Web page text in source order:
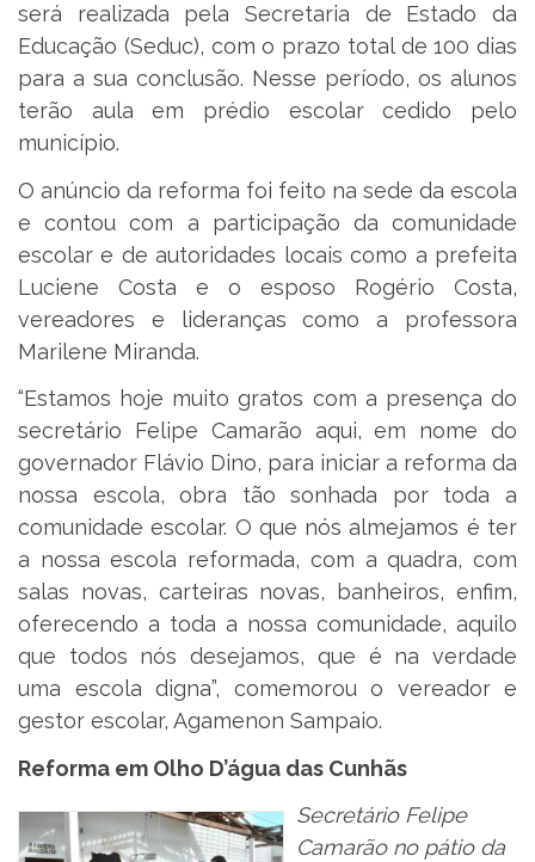
será realizada pela Secretaria de Estado da
Educação (Seduc), com o prazo total de 100 dias
para a sua conclusão. Nesse período, os alunos
terão aula em prédio escolar cedido pelo
município.
O anúncio da reforma foi feito na sede da escola
e contou com a participação da comunidade
escolar e de autoridades locais como a prefeita
Luciene Costa e o esposo Rogério Costa,
vereadores e lideranças como a professora
Marilene Miranda.
“Estamos hoje muito gratos com a presença do
secretário Felipe Camarão aqui, em nome do
governador Flávio Dino, para iniciar a reforma da
nossa escola, obra tão sonhada por toda a
comunidade escolar. O que nós almejamos é ter
a nossa escola reformada, com a quadra, com
salas novas, carteiras novas, banheiros, enfim,
oferecendo a toda a nossa comunidade, aquilo
que todos nós desejamos, que é na verdade
uma escola digna”, comemorou o vereador e
gestor escolar, Agamenon Sampaio.
Reforma em Olho D’água das Cunhãs
Secretário Felipe
Camarão no pátio da